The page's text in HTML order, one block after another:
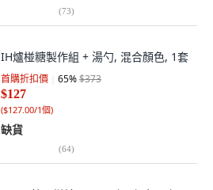
(73)
IH爐椪糖製作組 + 湯勺, 混合顏色, 1套
首購折扣價 65%$373
$127
($127.00/1個)
缺貨
(64)